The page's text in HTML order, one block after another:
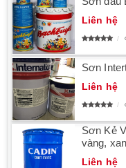
Liên hệ
Sơn
Liên hệ
Sơn Kẻ
vàng,
Liên hệ